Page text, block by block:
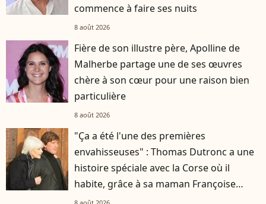
commence à faire ses nuits
8 août 2026
Fière de son illustre père, Apolline de
Malherbe partage une de ses œuvres
chère à son cœur pour une raison bien
particulière
8 août 2026
"Ça a été l'une des premières
envahisseuses" : Thomas Dutronc a une
histoire spéciale avec la Corse où il
habite, grâce à sa maman Françoise
Hardy